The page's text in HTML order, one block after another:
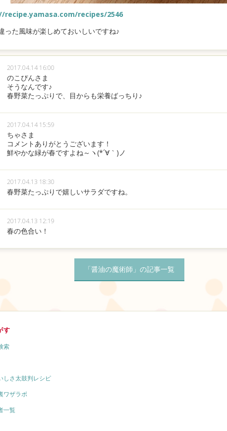
recipe.yamasa.com/recipes/2546
った風味が楽しめておいしいですね♪
2017.04.14 16:00
のこぴんさま
そうなんです♪
春野菜たっぷりで、目からも栄養ばっちり♪
2017.04.14 15:59
ちゃさま
コメントありがとうございます！
鮮やかな緑が春ですよね～ヽ(*´∀｀)ノ
2017.04.13 18:30
春野菜たっぷりで嬉しいサラダですね。
2017.04.13 12:19
春の色合い！
「醤油の魔術師」の記事一覧
す
索
しさ太鼓判レシピ
ワザラボ
一覧